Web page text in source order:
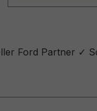
Ford Partner ✓